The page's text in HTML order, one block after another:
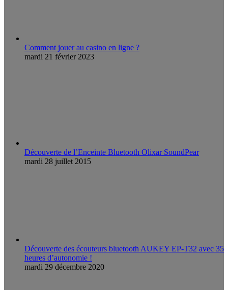
Comment jouer au casino en ligne ?
mardi 21 février 2023
Découverte de l’Enceinte Bluetooth Olixar SoundPear
mardi 28 juillet 2015
Découverte des écouteurs bluetooth AUKEY EP-T32 avec 35
heures d’autonomie !
mardi 29 décembre 2020